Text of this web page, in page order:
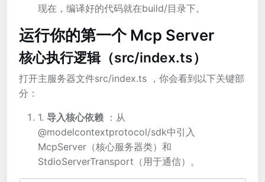
现在，编译好的代码就在build/目录下。
运行你的第一个 Mcp Server
核心执行逻辑（src/index.ts）
打开主服务器文件src/index.ts ，你会看到以下关键部
分：
1. 导入核心依赖 ：从
@modelcontextprotocol/sdk中引入
McpServer（核心服务器类）和
StdioServerTransport（用于通信）。